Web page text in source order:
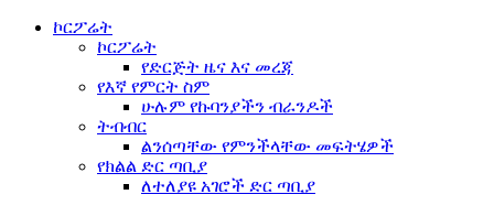
ኮርፖሬት
ኮርፖሬት
የድርጅት ዜና እና መረጃ
የእኛ የምርት ስም
ሁሉም የኩባንያችን ብራንዶች
ትብብር
ልንሰጣቸው የምንችላቸው መፍትሄዎች
የክልል ድር ጣቢያ
ለተለያዩ አገሮች ድር ጣቢያ